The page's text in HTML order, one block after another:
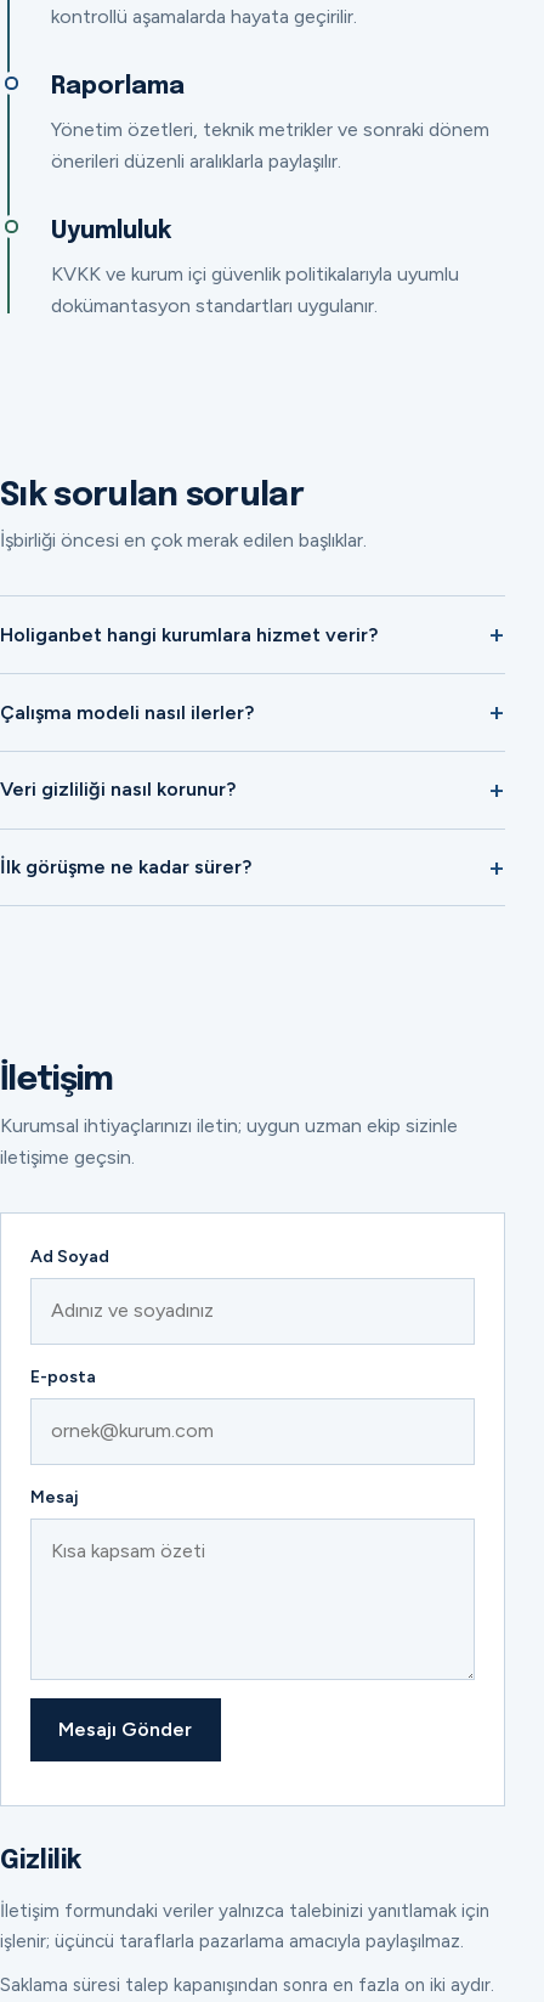
kontrollü aşamalarda hayata geçirilir.
Raporlama
Yönetim özetleri, teknik metrikler ve sonraki dönem
önerileri düzenli aralıklarla paylaşılır.
Uyumluluk
KVKK ve kurum içi güvenlik politikalarıyla uyumlu
dokümantasyon standartları uygulanır.
Sık sorulan sorular
İşbirliği öncesi en çok merak edilen başlıklar.
Holiganbet hangi kurumlara hizmet verir?
Çalışma modeli nasıl ilerler?
Veri gizliliği nasıl korunur?
İlk görüşme ne kadar sürer?
İletişim
Kurumsal ihtiyaçlarınızı iletin; uygun uzman ekip sizinle
iletişime geçsin.
Ad Soyad
E-posta
Mesaj
Mesajı Gönder
Gizlilik
İletişim formundaki veriler yalnızca talebinizi yanıtlamak için
işlenir; üçüncü taraflarla pazarlama amacıyla paylaşılmaz.
Saklama süresi talep kapanışından sonra en fazla on iki aydır.